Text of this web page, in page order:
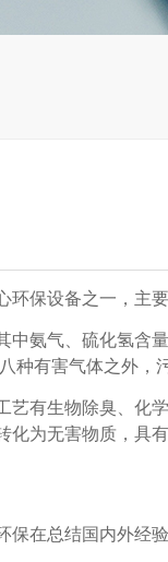
环保设备之一，主
中氨气、硫化氢含
种有害气体之外
艺有生物除臭、化
化为无害物质，具
保在总结国内外经